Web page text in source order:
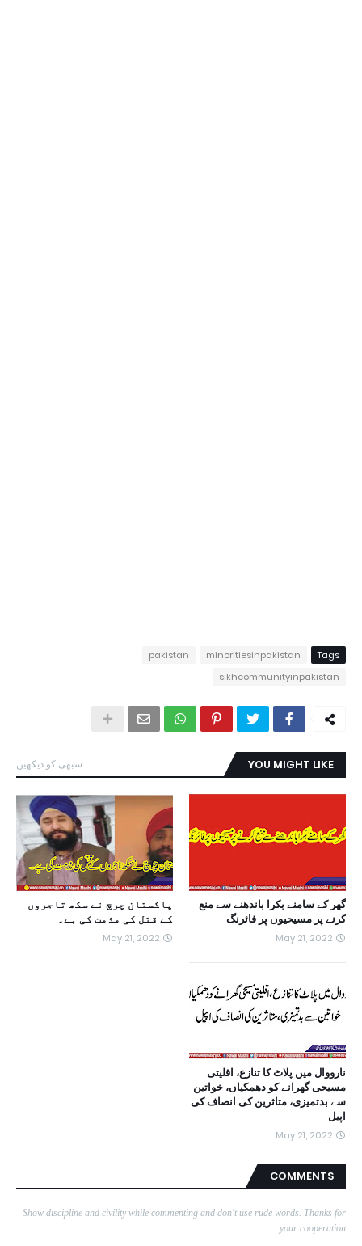
Tags
minoritiesinpakistan
pakistan
sikhcommunityinpakistan
YOU MIGHT LIKE سبھی کو دیکھیں
گھر کے سامنے بکرا باندھنے سے منع
کرنے پر مسیحیوں پر فائرنگ
May 21, 2022
پاکستان چرچ نے سکھ تاجروں
کے قتل کی مذمت کی ہے۔
May 21, 2022
نارووال میں پلاٹ کا تنازع، اقلیتی
مسیحی گھرانے کو دھمکیاں، خواتین
سے بدتمیزی، متاثرین کی انصاف کی
اپیل
May 21, 2022
COMMENTS
Show discipline and civility while commenting and don't use rude words. Thanks for
your cooperation